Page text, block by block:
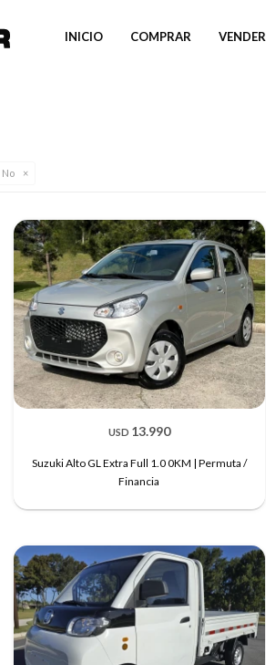
INICIO COMPRAR VENDER
No
USD 13.990
Suzuki Alto GL Extra Full 1.0 0KM | Permuta /
Financia